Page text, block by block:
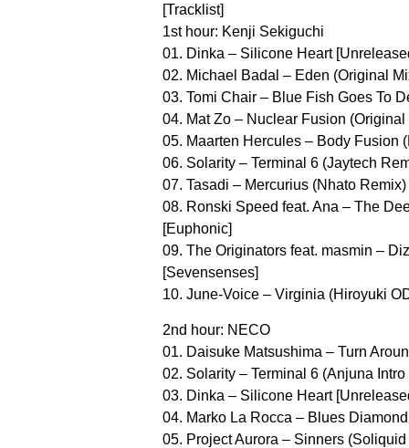
[Tracklist]
1st hour: Kenji Sekiguchi
01. Dinka – Silicone Heart
02. Michael Badal – Eden (Original
03. Tomi Chair – Blue Fish Goes To
04. Mat Zo – Nuclear Fusion
05. Maarten Hercules – Body Fusion
06. Solarity – Terminal 6 (Jaytech
07. Tasadi – Mercurius (Nhato
08. Ronski Speed feat. Ana – The
[Euphonic]
09. The Originators feat. masmin –
[Sevensenses]
10. June-Voice – Virginia (Hiroyuki
2nd hour: NECO
01. Daisuke Matsushima – Turn
02. Solarity – Terminal 6 (Anjuna
03. Dinka – Silicone Heart
04. Marko La Rocca – Blues
05. Project Aurora – Sinners